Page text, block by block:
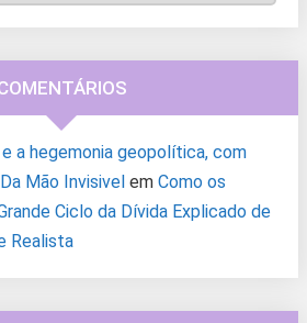
e a hegemonia geopolítica, com
Mão Invisivel em Como os
Ciclo da Dívida Explicado de
Realista